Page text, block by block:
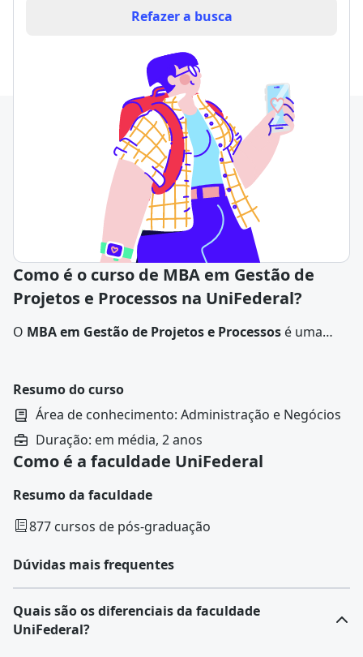
Refazer a busca
Como é o curso de MBA em Gestão de
Projetos e Processos na UniFederal?
O MBA em Gestão de Projetos e Processos é uma
em sistemas de liderança. Destinado a profissionais de
administração, engenharia, tecnologia e setores
relacionados à gestão empresarial, o curso aborda
conceitos práticos e teóricos de gerenciamento,
visando preparar o aluno para enfrentar os desafios
Resumo do curso
Área de conhecimento: Administração e Negócios
Duração: em média, 2 anos
Como é a faculdade UniFederal
Resumo da faculdade
877 cursos de pós-graduação
Dúvidas mais frequentes
Quais são os diferenciais da faculdade
UniFederal?